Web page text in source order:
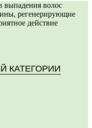
выпадения волос
регенерирующие
действие
КАТЕГОРИИ